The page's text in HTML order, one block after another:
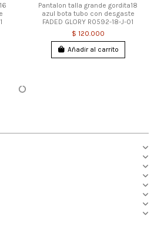
Pantalon talla grande gordita18
azul bota tubo con desgaste
FADED GLORY R0592-18-J-01
$ 120.000
Añadir al carrito